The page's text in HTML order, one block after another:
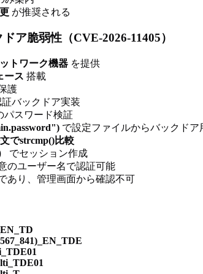
が推奨される
ア脆弱性（CVE-2026-11405）
トワーク機器 を提供
ース 搭載
護
証バックドア実装
パスワード検証
で設定ファイルからバックドア
でstrcmp()比較
でセッション作成
意のユーザー名で認証可能
あり、管理画面から確認不可